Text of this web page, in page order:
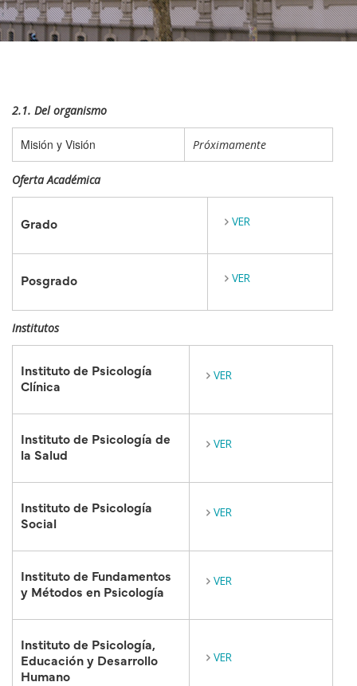
2.1. Del organismo
Misión y Visión Próximamente
Oferta Académica
Grado VER
Posgrado VER
Institutos
Instituto de Psicología
Clínica
VER
Instituto de Psicología de
la Salud
VER
Instituto de Psicología
Social
VER
Instituto de Fundamentos
y Métodos en Psicología
VER
Instituto de Psicología,
Educación y Desarrollo
Humano
VER